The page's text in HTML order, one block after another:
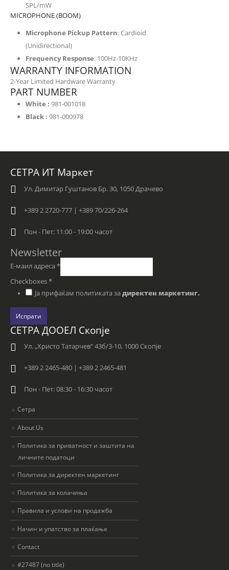
SPL/mW
MICROPHONE (BOOM)
Microphone Pickup Pattern: Cardioid
(Unidirectional)
Frequency Response: 100Hz-10KHz
WARRANTY INFORMATION
2-Year Limited Hardware Warranty
PART NUMBER
White : 981-001018
Black : 981-000978
СЕТРА ИТ Маркет
Ул. Димитар Гуштанов Бр. 30, 1050 Драчево
+389 2 2720-777 | +389 70/226-264
Пон - Пет: 11:00 - 19:00 часот
Newsletter
Е-маил адреса *
Checkboxes*
Ја прифаќам политиката за директен маркетинг.
Испрати
СЕТРА ДООЕЛ Скопје
Ул. „Христо Татарчев“ 43б/3-10, 1000 Скопје
+389 2 2465-480 | +389 2 2465-481
Пон - Пет: 08:30 - 16:30 часот
Сетра
About Us
Политика за приватност и заштита на
личните податоци
Политика за директен маркетинг
Политика за колачиња
Правила и услови на продажба
Начин и упатство за плаќање
Contact
#27487 (no title)